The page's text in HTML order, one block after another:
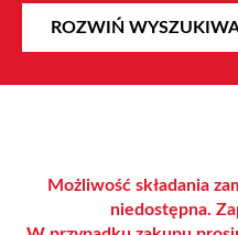
ROZWIŃ
Możliwość składania
niedostępna.